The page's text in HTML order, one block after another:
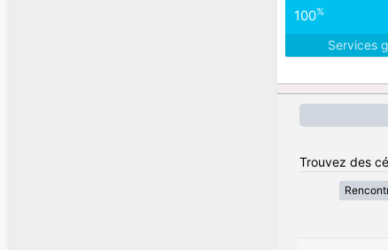
100%
Services
Trouvez des